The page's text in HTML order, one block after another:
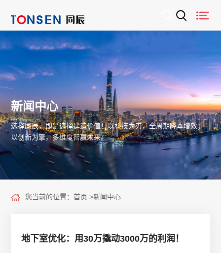
新闻中心
选择同辰，即是选择建造价值！以科技为刃，全周期降本增效；
以创新为擎，多维度智赢未来。
您当前的位置：首页 >新闻中心
地下室优化：用30万撬动3000万的利润！